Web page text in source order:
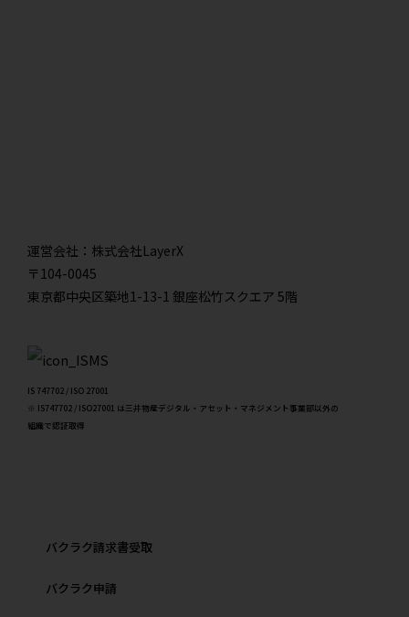
運営会社：株式会社LayerX
〒104-0045
東京都中央区築地1-13-1 銀座松竹スクエア 5階
IS 747702 / ISO 27001
※ IS747702 / ISO27001 は三井物産デジタル・アセット・マネジメント事業部以外の
組織で認証取得
バクラク請求書受取
バクラク申請